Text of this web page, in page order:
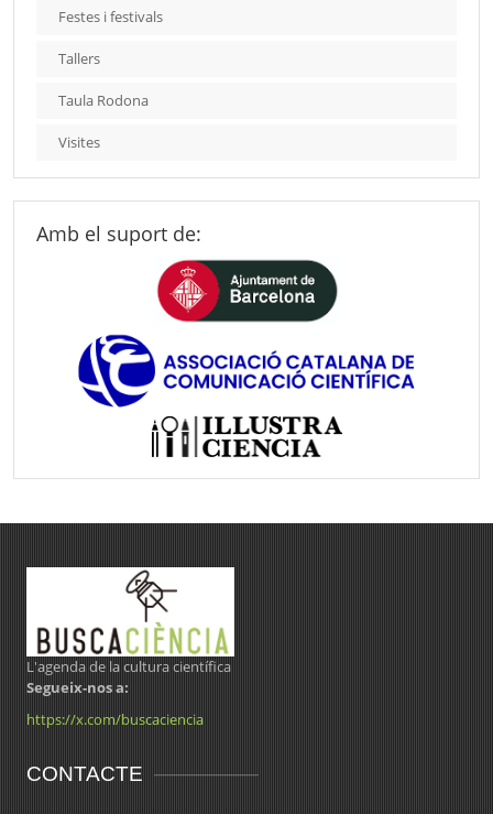
Festes i festivals
Tallers
Taula Rodona
Visites
Amb el suport de:
L'agenda de la cultura científica
Segueix-nos a:
https://x.com/buscaciencia
CONTACTE